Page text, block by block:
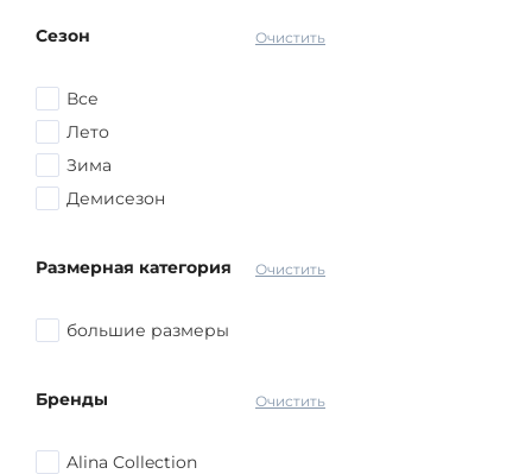
Розовый
Желтый
Голубой
Оранжевый
другой
Очистить
Сезон
Все
Лето
Зима
Демисезон
Очистить
Размерная категория
большие размеры
Очистить
Бренды
Alina Collection